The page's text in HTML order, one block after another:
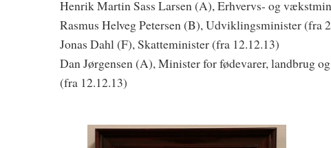
Henrik Martin Sass Larsen (A), Erhvervs- og
Rasmus Helveg Petersen (B), Udviklingsminister (fra
Jonas Dahl (F), Skatteminister (fra 12.12.13)
Dan Jørgensen (A), Minister for fødevarer, landbrug
(fra 12.12.13)